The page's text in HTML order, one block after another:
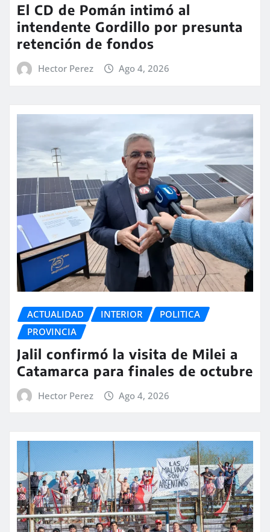
El CD de Pomán intimó al
intendente Gordillo por presunta
retención de fondos
Hector Perez Ago 4, 2026
ACTUALIDAD INTERIOR
POLITICA
PROVINCIA
Jalil confirmó la visita de Milei a
Catamarca para finales de octubre
Hector Perez Ago 4, 2026